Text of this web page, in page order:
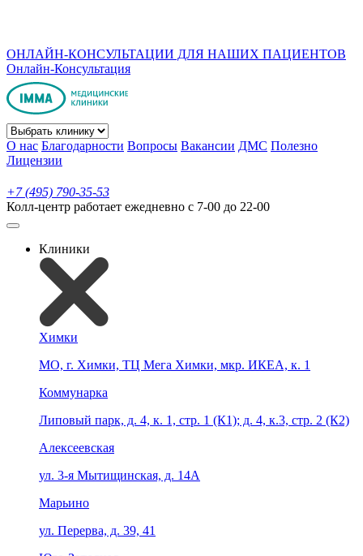
ОНЛАЙН-КОНСУЛЬТАЦИИ ДЛЯ НАШИХ ПАЦИЕНТОВ
Онлайн-Консультация
О нас Благодарности Вопросы Вакансии ДМС Полезно
Лицензии
+7 (495) 790-35-53
Колл-центр работает ежедневно с 7-00 до 22-00
Клиники
Химки
МО, г. Химки, ТЦ Мега Химки, мкр. ИКЕА, к. 1
Коммунарка
Липовый парк, д. 4, к. 1, стр. 1 (К1); д. 4, к.3, стр. 2 (К2)
Алексеевская
ул. 3-я Мытищинская, д. 14А
Марьино
ул. Перерва, д. 39, 41